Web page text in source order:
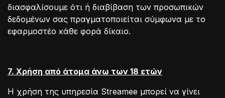
διασφαλίσουμε ότι ή διαβίβαση των προσωπικών
δεδομένων σας πραγματοποιείται σύμφωνα με το
εφαρμοστέο κάθε φορά δίκαιο.
7. Xρήση από άτομα άνω των 18 ετών
Η χρήση της υπηρεσία Streamee μπορεί να γίνει